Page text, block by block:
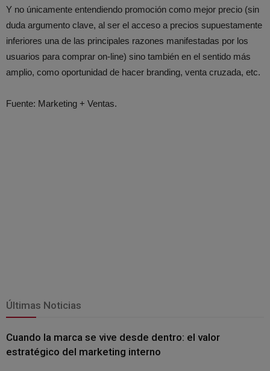
Y no únicamente entendiendo promoción como mejor precio (sin
duda argumento clave, al ser el acceso a precios supuestamente
inferiores una de las principales razones manifestadas por los
usuarios para comprar on-line) sino también en el sentido más
amplio, como oportunidad de hacer branding, venta cruzada, etc.
Fuente: Marketing + Ventas.
Últimas Noticias
Cuando la marca se vive desde dentro: el valor
estratégico del marketing interno